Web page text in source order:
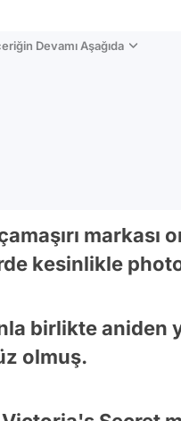
Devamı Aşağıda
markası
kesinlikle
birlikte aniden
olmuş.